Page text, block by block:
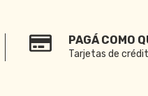
PAGÁ COMO
Tarjetas de